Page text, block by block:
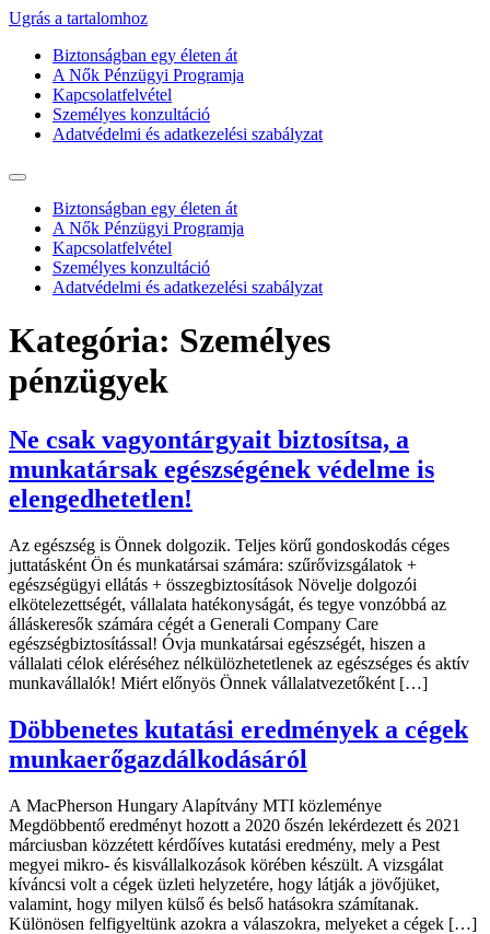
Ugrás a tartalomhoz
Biztonságban egy életen át
A Nők Pénzügyi Programja
Kapcsolatfelvétel
Személyes konzultáció
Adatvédelmi és adatkezelési szabályzat
Biztonságban egy életen át
A Nők Pénzügyi Programja
Kapcsolatfelvétel
Személyes konzultáció
Adatvédelmi és adatkezelési szabályzat
Kategória: Személyes
pénzügyek
Ne csak vagyontárgyait biztosítsa, a
munkatársak egészségének védelme is
elengedhetetlen!
Az egészség is Önnek dolgozik. Teljes körű gondoskodás céges
juttatásként Ön és munkatársai számára: szűrővizsgálatok +
egészségügyi ellátás + összegbiztosítások Növelje dolgozói
elkötelezettségét, vállalata hatékonyságát, és tegye vonzóbbá az
álláskeresők számára cégét a Generali Company Care
egészségbiztosítással! Óvja munkatársai egészségét, hiszen a
vállalati célok eléréséhez nélkülözhetetlenek az egészséges és aktív
munkavállalók! Miért előnyös Önnek vállalatvezetőként […]
Döbbenetes kutatási eredmények a cégek
munkaerőgazdálkodásáról
A MacPherson Hungary Alapítvány MTI közleménye
Megdöbbentő eredményt hozott a 2020 őszén lekérdezett és 2021
márciusban közzétett kérdőíves kutatási eredmény, mely a Pest
megyei mikro- és kisvállalkozások körében készült. A vizsgálat
kíváncsi volt a cégek üzleti helyzetére, hogy látják a jövőjüket,
valamint, hogy milyen külső és belső hatásokra számítanak.
Különösen felfigyeltünk azokra a válaszokra, melyeket a cégek […]